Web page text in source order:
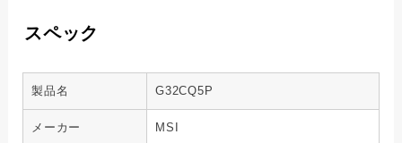
スペック
製品名 G32CQ5P
メーカー MSI